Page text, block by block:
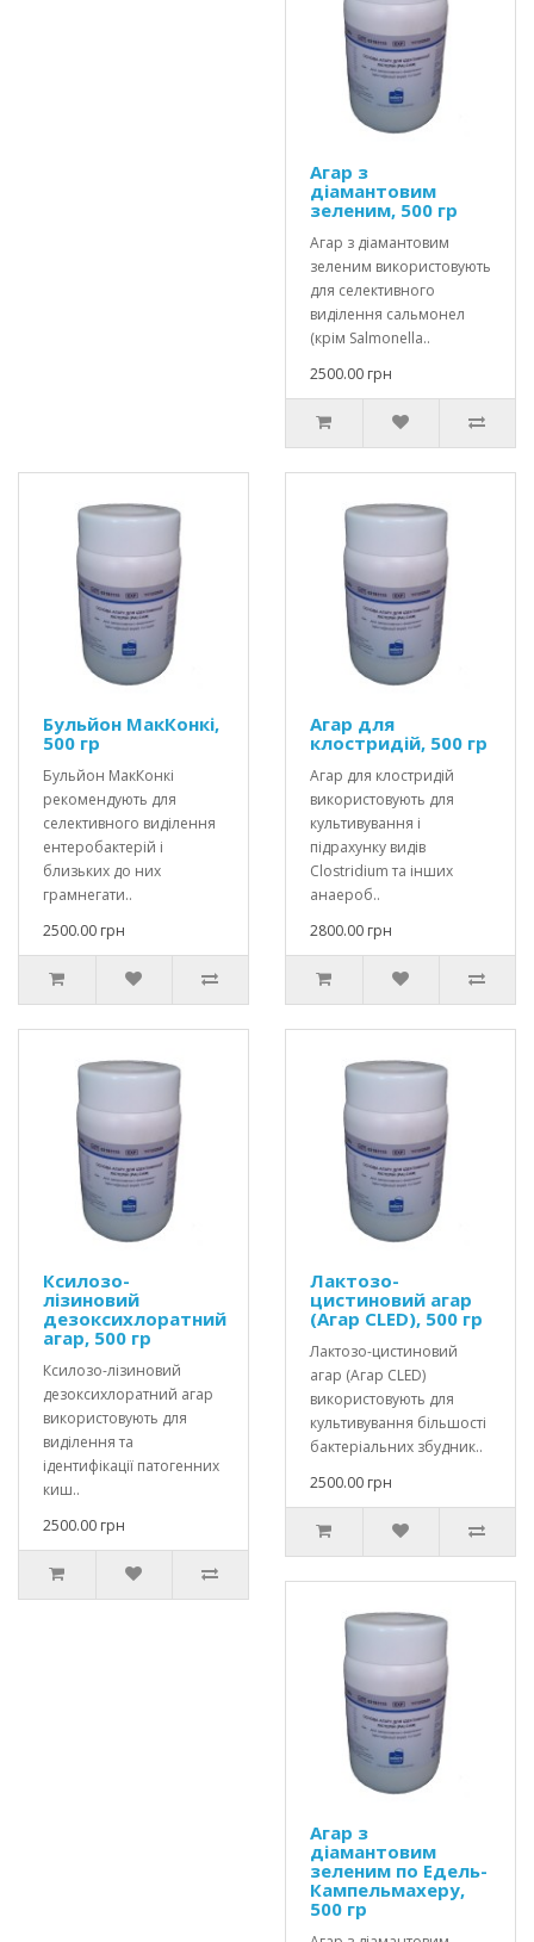
Агар з
діамантовим
зеленим, 500 гр
Агар з діамантовим
зеленим використовують
для селективного
виділення сальмонел
(крім Salmonella..
2500.00 грн
Бульйон МакКонкі,
500 гр
Бульйон МакКонкі
рекомендують для
селективного виділення
ентеробактерій і
близьких до них
грамнегати..
2500.00 грн
Агар для
клостридій, 500 гр
Агар для клостридій
використовують для
культивування і
підрахунку видів
Clostridium та інших
анаероб..
2800.00 грн
Ксилозо-
лізиновий
дезоксихлоратний
агар, 500 гр
Ксилозо-лізиновий
дезоксихлоратний агар
використовують для
виділення та
ідентифікації патогенних
киш..
2500.00 грн
Лактозо-
цистиновий агар
(Агар CLED), 500 гр
Лактозо-цистиновий
агар (Агар CLED)
використовують для
культивування більшості
бактеріальних збудник..
2500.00 грн
Агар з
діамантовим
зеленим по Едель-
Кампельмахеру,
500 гр